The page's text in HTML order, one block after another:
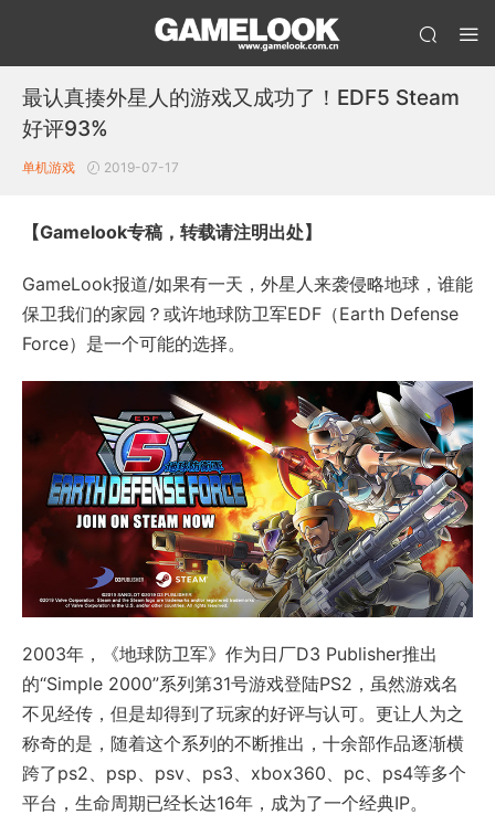
最认真揍外星人的游戏又成功了！EDF5 Steam
好评93%
单机游戏 2019-07-17
【Gamelook专稿，转载请注明出处】
GameLook报道/如果有一天，外星人来袭侵略地球，谁能
保卫我们的家园？或许地球防卫军EDF（Earth Defense
Force）是一个可能的选择。
2003年，《地球防卫军》作为日厂D3 Publisher推出
的“Simple 2000”系列第31号游戏登陆PS2，虽然游戏名
不见经传，但是却得到了玩家的好评与认可。更让人为之
称奇的是，随着这个系列的不断推出，十余部作品逐渐横
跨了ps2、psp、psv、ps3、xbox360、pc、ps4等多个
平台，生命周期已经长达16年，成为了一个经典IP。